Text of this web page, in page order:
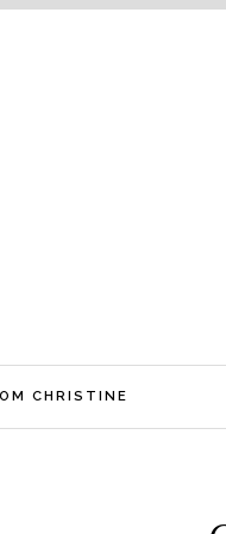
OM CHRISTINE